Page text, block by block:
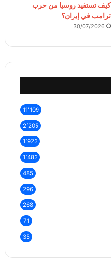
كيف تستفيد روسيا من حرب
ترامب في إيران؟
30/07/2026
11٬109
2٬205
1٬923
1٬483
485
296
268
71
35